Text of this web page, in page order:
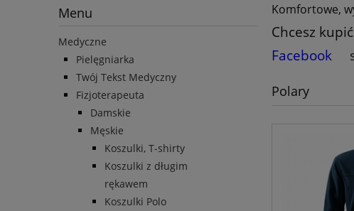
Menu
Medyczne
Pielęgniarka
Twój Tekst Medyczny
Fizjoterapeuta
Damskie
Męskie
Koszulki, T-shirty
Koszulki z długim
rękawem
Koszulki Polo
Komfortowe,
Chcesz
Facebook
Polary